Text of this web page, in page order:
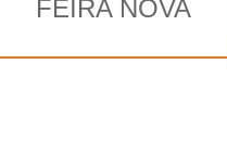
FEIRA NOVA